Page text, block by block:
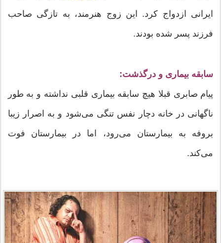
ایرانی ازدواج کرد. این زوج هنرمند، به تازگی صاحب
فرزند پسر شده بودند.
سابقه بیماری و درگذشت:
پیام صابری قبلا هیچ سابقه بیماری قلبی نداشته و به طور
ناگهانی در خانه دچار نفس تنگی می‌شود و به اصرار زیبا
بروفه به بیمارستان می‌رود، اما در بیمارستان فوت
می‌کند.